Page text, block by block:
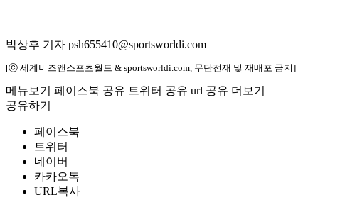
박상후 기자 psh655410@sportsworldi.com
[ⓒ 세계비즈앤스포츠월드 & sportsworldi.com, 무단전재 및 재배포 금지]
메뉴보기 페이스북 공유 트위터 공유 url 공유 더보기
공유하기
페이스북
트위터
네이버
카카오톡
URL복사